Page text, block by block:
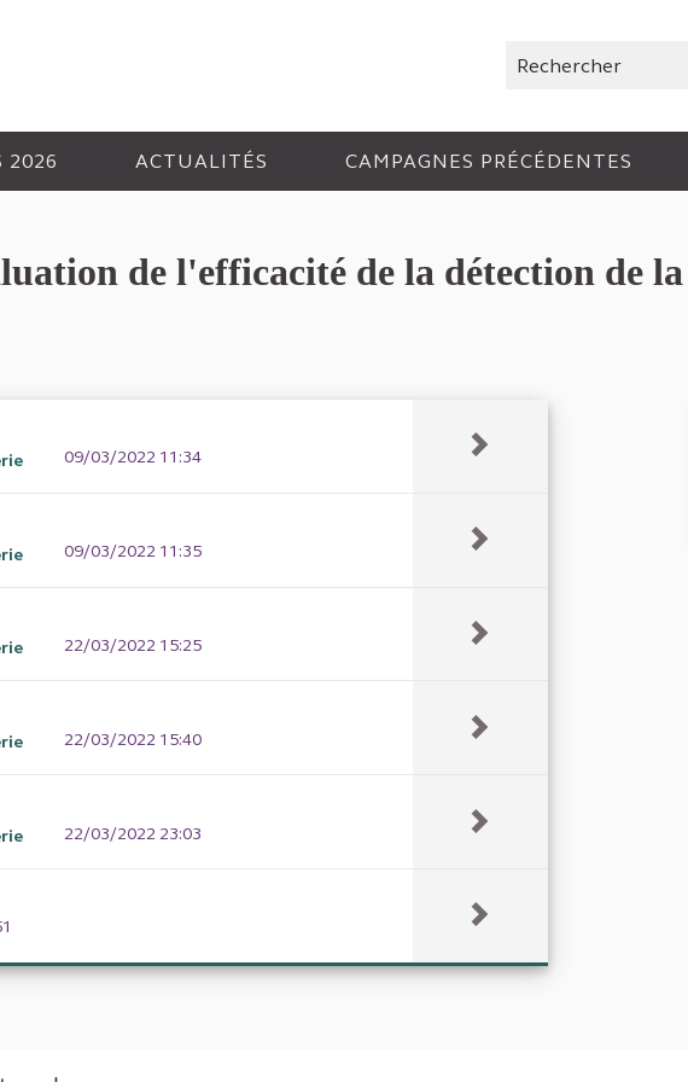
Rechercher
2026 ACTUALITÉS CAMPAGNES PRÉCÉDENTES
de l'efficacité de la détection de
09/03/2022 11:34
09/03/2022 11:35
22/03/2022 15:25
22/03/2022 15:40
22/03/2022 23:03